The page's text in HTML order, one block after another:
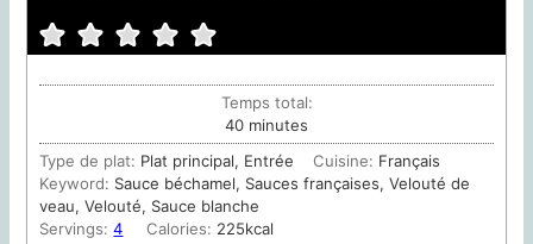
Temps total:
40minutes
minutes
Type de plat: Plat principal, Entrée Cuisine: Français
Keyword: Sauce béchamel, Sauces françaises, Velouté de
veau, Velouté, Sauce blanche
Servings:4 Calories: 225kcal